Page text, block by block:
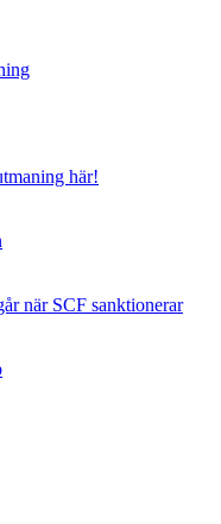
här!
när SCF sanktionerar